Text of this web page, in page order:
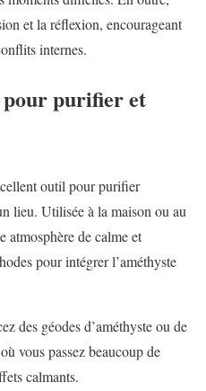
et la réflexion, encourageant
internes.
pour purifier et
outil pour purifier
lieu. Utilisée à la maison ou au
atmosphère de calme et
pour intégrer l’améthyste
des géodes d’améthyste ou de
vous passez beaucoup de
calmants.